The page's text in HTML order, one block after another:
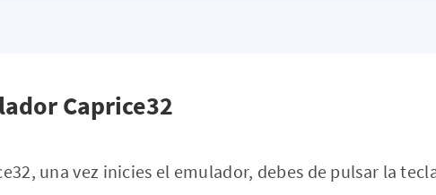
Caprice32
una vez inicies el emulador, debes de pulsar la